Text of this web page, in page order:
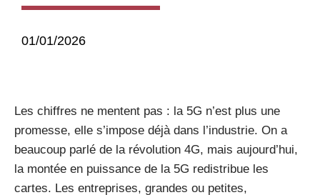
01/01/2026
Les chiffres ne mentent pas : la 5G n’est plus une
promesse, elle s’impose déjà dans l’industrie. On a
beaucoup parlé de la révolution 4G, mais aujourd’hui,
la montée en puissance de la 5G redistribue les
cartes. Les entreprises, grandes ou petites,